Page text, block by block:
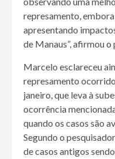
represamento,
apresentando
de Manaus”, afirmou o
Marcelo esclareceu
represamento
janeiro, que leva à
ocorrência
quando os casos são
Segundo o
de casos antigos